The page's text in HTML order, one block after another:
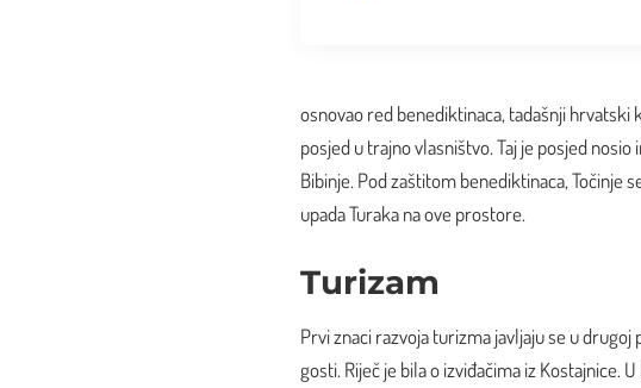
osnovao red benediktinaca, tadašnji
posjed u trajno vlasništvo. Taj je posjed
Bibinje. Pod zaštitom benediktinaca, Točinje
upada Turaka na ove prostore.
Turizam
Prvi znaci razvoja turizma javljaju se u
gosti. Riječ je bila o izviđačima iz Kostajnice.